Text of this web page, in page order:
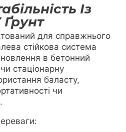
Із
для справжнього
стійкова система
в бетонний
стаціонарну
баласту,
чи